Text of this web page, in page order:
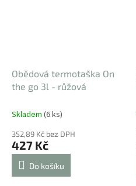
Obědová termotaška On
the go 3l - růžová
Skladem (6 ks)
352,89 Kč bez DPH
427 Kč
Do košíku